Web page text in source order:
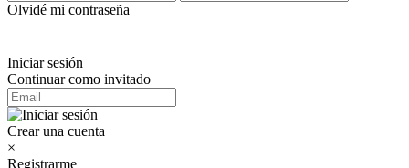
Olvidé mi contraseña
Iniciar sesión
Continuar como invitado
Crear una cuenta
×
Registrarme